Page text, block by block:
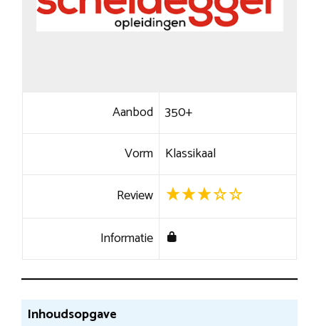
Aanbod 350+
Vorm Klassikaal
Review
Informatie
Inhoudsopgave